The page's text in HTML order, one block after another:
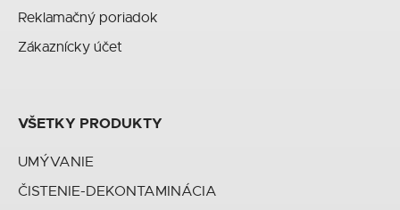
Reklamačný poriadok
Zákaznícky účet
VŠETKY PRODUKTY
UMÝVANIE
ČISTENIE-DEKONTAMINÁCIA